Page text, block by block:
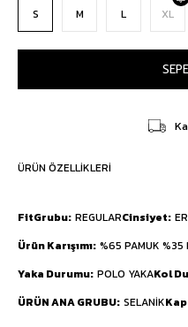
S M L XL
ÜRÜN ÖZELLIKLERI
FitGrubu REGULARCinsiyet
Ürün Karışımı %65 PAMUK %35
Yaka Durumu POLO YAKAKol
ÜRÜN ANA GRUBU SELANİK